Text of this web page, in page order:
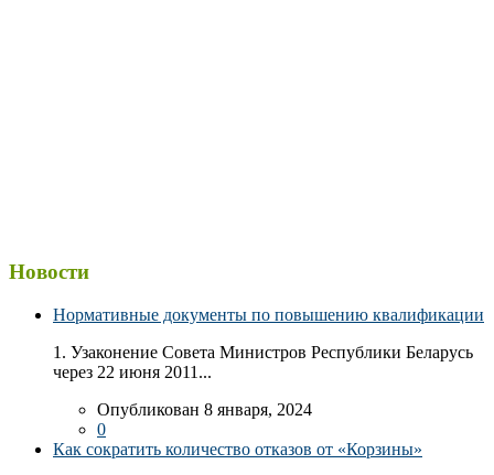
Новости
Нормативные документы по повышению квалификации
1. Узаконение Совета Министров Республики Беларусь
через 22 июня 2011...
Опубликован 8 января, 2024
0
Как сократить количество отказов от «Корзины»